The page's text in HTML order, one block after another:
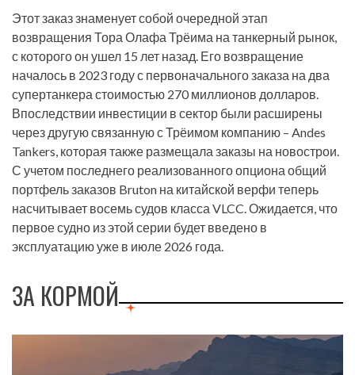
Этот заказ знаменует собой очередной этап
возвращения Тора Олафа Трёима на танкерный рынок,
с которого он ушел 15 лет назад. Его возвращение
началось в 2023 году с первоначального заказа на два
супертанкера стоимостью 270 миллионов долларов.
Впоследствии инвестиции в сектор были расширены
через другую связанную с Трёимом компанию – Andes
Tankers, которая также размещала заказы на новострои.
С учетом последнего реализованного опциона общий
портфель заказов Bruton на китайской верфи теперь
насчитывает восемь судов класса VLCC. Ожидается, что
первое судно из этой серии будет введено в
эксплуатацию уже в июле 2026 года.
ЗА КОРМОЙ